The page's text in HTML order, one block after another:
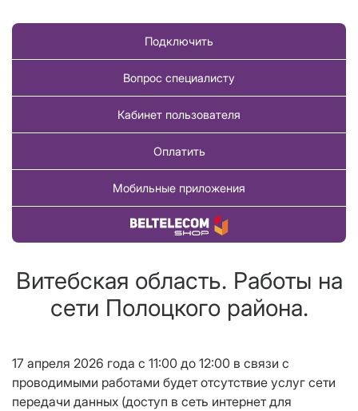
Подключить
Вопрос специалисту
Кабинет пользователя
Оплатить
Мобильные приложения
Купить товар
Витебская область. Работы на
сети Полоцкого района.
17 апреля 2026 года с 11:00 до 12:00 в связи с
проводимыми работами будет отсутствие услуг сети
передачи данных (доступ в сеть интернет для